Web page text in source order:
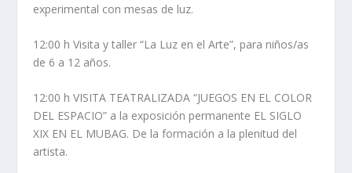
experimental con mesas de luz.
12:00 h Visita y taller “La Luz en el Arte”, para niños/as
de 6 a 12 años.
12:00 h VISITA TEATRALIZADA “JUEGOS EN EL COLOR
DEL ESPACIO” a la exposición permanente EL SIGLO
XIX EN EL MUBAG. De la formación a la plenitud del
artista.